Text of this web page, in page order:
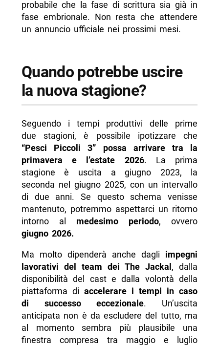
probabile che la fase di scrittura sia già in
fase embrionale. Non resta che attendere
un annuncio ufficiale nei prossimi mesi.
Quando potrebbe uscire
la nuova stagione?
Seguendo i tempi produttivi delle prime
due stagioni, è possibile ipotizzare che
“Pesci Piccoli 3” possa arrivare tra la
primavera e l’estate 2026. La prima
stagione è uscita a giugno 2023, la
seconda nel giugno 2025, con un intervallo
di due anni. Se questo schema venisse
mantenuto, potremmo aspettarci un ritorno
intorno al medesimo periodo, ovvero
giugno 2026.
Ma molto dipenderà anche dagli impegni
lavorativi del team dei The Jackal , dalla
disponibilità del cast e dalla volontà della
piattaforma di accelerare i tempi in caso
di successo eccezionale. Un’uscita
anticipata non è da escludere del tutto, ma
al momento sembra più plausibile una
finestra compresa tra maggio e luglio